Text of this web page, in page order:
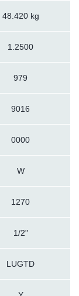
48.420 kg
1.2500
979
9016
0000
W
1270
1/2"
LUGTD